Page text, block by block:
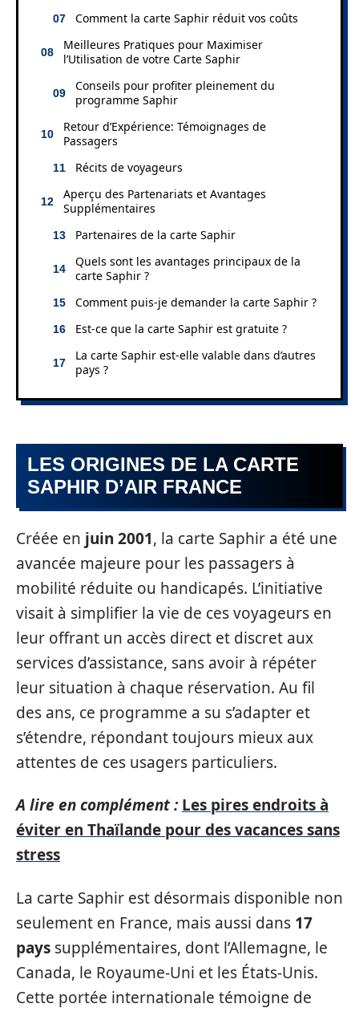
Comment la carte Saphir réduit vos coûts
Meilleures Pratiques pour Maximiser
l’Utilisation de votre Carte Saphir
Conseils pour profiter pleinement du
programme Saphir
Retour d’Expérience: Témoignages de
Passagers
Récits de voyageurs
Aperçu des Partenariats et Avantages
Supplémentaires
Partenaires de la carte Saphir
Quels sont les avantages principaux de la
carte Saphir ?
Comment puis-je demander la carte Saphir ?
Est-ce que la carte Saphir est gratuite ?
La carte Saphir est-elle valable dans d’autres
pays ?
LES ORIGINES DE LA CARTE
SAPHIR D’AIR FRANCE
Créée en juin 2001, la carte Saphir a été une
avancée majeure pour les passagers à
mobilité réduite ou handicapés. L’initiative
visait à simplifier la vie de ces voyageurs en
leur offrant un accès direct et discret aux
services d’assistance, sans avoir à répéter
leur situation à chaque réservation. Au fil
des ans, ce programme a su s’adapter et
s’étendre, répondant toujours mieux aux
attentes de ces usagers particuliers.
A lire en complément : Les pires endroits à
éviter en Thaïlande pour des vacances sans
stress
La carte Saphir est désormais disponible non
seulement en France, mais aussi dans 17
pays supplémentaires, dont l’Allemagne, le
Canada, le Royaume-Uni et les États-Unis.
Cette portée internationale témoigne de